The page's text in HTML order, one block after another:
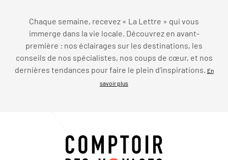
Chaque semaine, recevez « La Lettre » qui vous
immerge dans la vie locale. Découvrez en avant-
première : nos éclairages sur les destinations, les
conseils de nos spécialistes, nos coups de cœur, et nos
dernières tendances pour faire le plein d’inspirations.
En
savoir plus